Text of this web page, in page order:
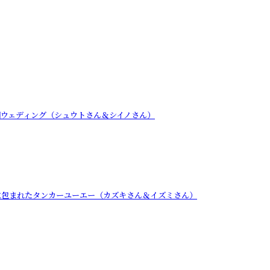
ディング（シュウトさん＆シイノさん）
まれたタンカーユーエー（カズキさん＆イズミさん）